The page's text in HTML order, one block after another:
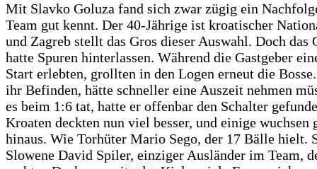
Mit Slavko Goluza fand sich zwar zügig ein
Team gut kennt. Der 40-Jährige ist kroatischer
und Zagreb stellt das Gros dieser Auswahl. Doch das
hatte Spuren hinterlassen. Während die Gastgeber
Start erlebten, grollten in den Logen erneut die
ihr Befinden, hätte schneller eine Auszeit nehmen
es beim 1:6 tat, hatte er offenbar den Schalter
Kroaten deckten nun viel besser, und einige wuchsen
hinaus. Wie Torhüter Mario Sego, der 17 Bälle hielt.
Slowene David Spiler, einziger Ausländer im Team,